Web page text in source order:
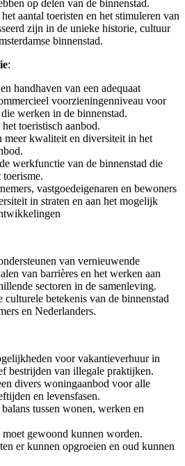
op delen van de binnenstad.
aantal toeristen en het stimuleren van
zijn in de unieke historie, cultuur
binnenstad.
:
handhaven van een adequaat
voorzieningenniveau voor
werken in de binnenstad.
toeristisch aanbod.
meer kwaliteit en diversiteit in het
werkfunctie van de binnenstad die
vastgoedeigenaren en bewoners
in straten en aan het mogelijk
van vernieuwende
van barrières en het werken aan
sectoren in de samenleving.
culturele betekenis van de binnenstad
en Nederlanders.
voor vakantieverhuur in
bestrijden van illegale praktijken.
divers woningaanbod voor alle
en levensfasen.
tussen wonen, werken en
gewoond kunnen worden.
er kunnen opgroeien en oud kunnen